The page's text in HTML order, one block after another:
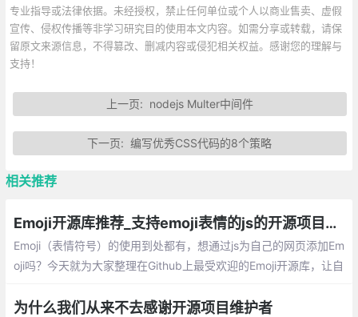
专业指导或法律依据。未经授权，禁止任何单位或个人以商业售卖、虚假
宣传、侵权传播等非学习研究目的使用本文内容。如需分享或转载，请保
留原文来源信息，不得篡改、删减内容或侵犯相关权益。感谢您的理解与
支持！
上一页: nodejs Multer中间件
下一页:编写优秀CSS代码的8个策略
相关推荐
Emoji开源库推荐_支持emoji表情的js的开源项目总汇
Emoji（表情符号）的使用到处都有，想通过js为自己的网页添加Em
oji吗？今天就为大家整理在Github上最受欢迎的Emoji开源库，让自
为什么我们从来不去感谢开源项目维护者